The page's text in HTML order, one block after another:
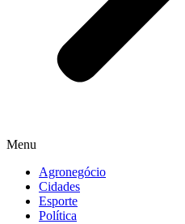
Menu
Agronegócio
Cidades
Esporte
Política